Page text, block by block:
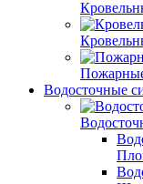
Водосточные